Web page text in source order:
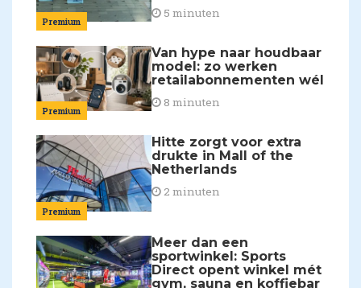
Premium
5 minuten
Premium
Van hype naar houdbaar
model: zo werken
retailabonnementen wél
8 minuten
Premium
Hitte zorgt voor extra
drukte in Mall of the
Netherlands
2 minuten
Meer dan een
sportwinkel: Sports
Direct opent winkel mét
gym, sauna en koffiebar